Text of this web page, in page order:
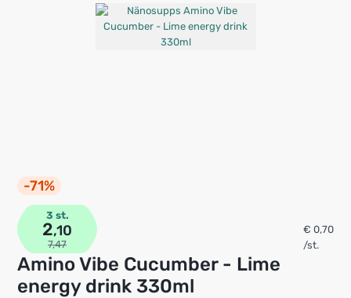
-71%
Amino Vibe Cucumber - Lime
energy drink 330ml
3 st.
2,10
7,47
€ 0,70
/st.